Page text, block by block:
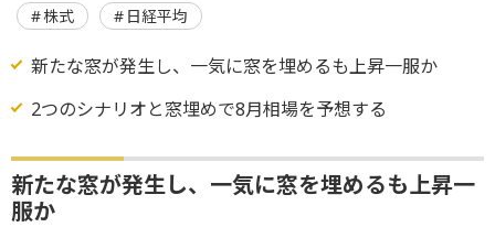
株式 日経平均
新たな窓が発生し、一気に窓を埋めるも上昇一服か
2つのシナリオと窓埋めで8月相場を予想する
新たな窓が発生し、一気に窓を埋めるも上昇一
服か